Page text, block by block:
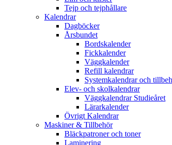
Tejp och tejphållare
Kalendrar
Dagböcker
Årsbundet
Bordskalender
Fickkalender
Väggkalender
Refill kalendrar
Systemkalendrar och
Elev- och skolkalendrar
Väggkalendrar Studieåret
Lärarkalender
Övrigt Kalendrar
Maskiner & Tillbehör
Bläckpatroner och toner
Laminering